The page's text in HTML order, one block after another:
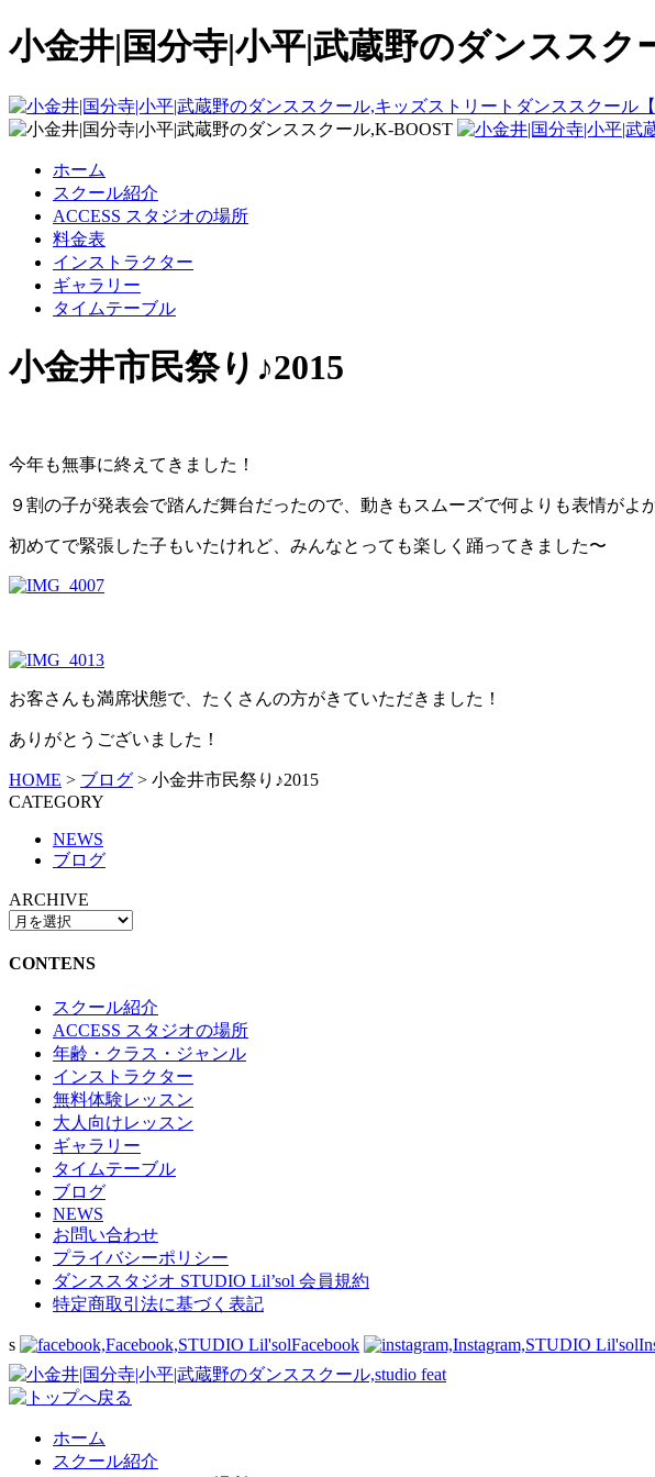
小金井|国分寺|小平|武蔵野のダンスス
ホーム
スクール紹介
ACCESS スタジオの場所
料金表
インストラクター
ギャラリー
タイムテーブル
小金井市民祭り♪2015
今年も無事に終えてきました！
９割の子が発表会で踏んだ舞台だったので、動きもスムーズで何よりも表情がよ
初めてで緊張した子もいたけれど、みんなとっても楽しく踊ってきました〜
お客さんも満席状態で、たくさんの方がきていただきました！
ありがとうございました！
HOME > ブログ > 小金井市民祭り♪2015
CATEGORY
NEWS
ブログ
ARCHIVE
CONTENS
スクール紹介
ACCESS スタジオの場所
年齢・クラス・ジャンル
インストラクター
無料体験レッスン
大人向けレッスン
ギャラリー
タイムテーブル
ブログ
NEWS
お問い合わせ
プライバシーポリシー
ダンススタジオ STUDIO Lil’sol 会員規約
特定商取引法に基づく表記
s Facebook
ホーム
スクール紹介